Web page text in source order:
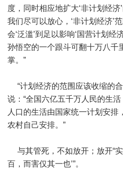
度，同时相应地扩大‘非计划经济
我们尽可以放心，‘非计划经济’
会‘泛滥’到足以影响‘国营计划经
孙悟空的一个跟斗可翻十万八千
掌。”
“计划经济的范围应该收缩的
说：“全国六亿五千万人民的生
人口的生活由国家统一计划安排
农村自己安排。”
与其管死，不如放开；放开“
百，而害仅其一也’”。